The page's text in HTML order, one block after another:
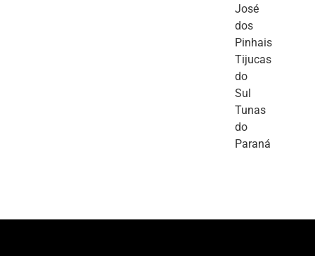
José
dos
Pinhais
Tijucas
do
Sul
Tunas
do
Paraná